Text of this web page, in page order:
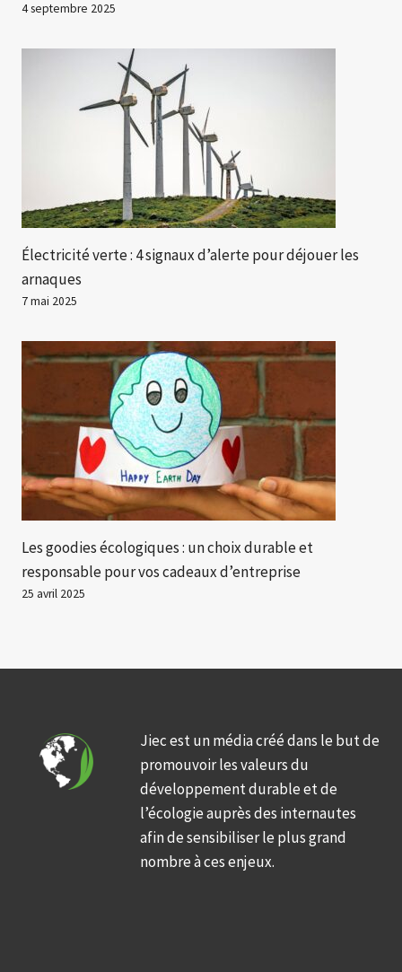
4 septembre 2025
Électricité verte : 4 signaux d’alerte pour déjouer les
arnaques
7 mai 2025
Les goodies écologiques : un choix durable et
responsable pour vos cadeaux d’entreprise
25 avril 2025
Jiec est un média créé dans le but de
promouvoir les valeurs du
développement durable et de
l’écologie auprès des internautes
afin de sensibiliser le plus grand
nombre à ces enjeux.